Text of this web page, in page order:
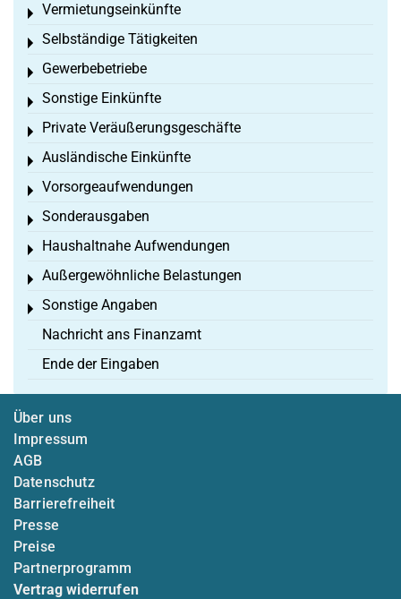
Vermietungseinkünfte
Toggle menu
Selbständige Tätigkeiten
Toggle menu
Gewerbebetriebe
Toggle menu
Sonstige Einkünfte
Toggle menu
Private Veräußerungsgeschäfte
Toggle menu
Ausländische Einkünfte
Toggle menu
Vorsorgeaufwendungen
Toggle menu
Sonderausgaben
Toggle menu
Haushaltnahe Aufwendungen
Toggle menu
Außergewöhnliche Belastungen
Toggle menu
Sonstige Angaben
Toggle menu
Nachricht ans Finanzamt
Ende der Eingaben
Über uns
Impressum
AGB
Datenschutz
Barrierefreiheit
Presse
Preise
Partnerprogramm
Vertrag widerrufen